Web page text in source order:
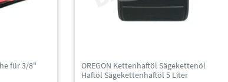
für 3/8"
OREGON Kettenhaftöl Sägekettenöl
Haftöl Sägekettenhaftöl 5 Liter